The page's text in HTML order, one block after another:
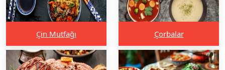
Çin Mutfağı Çorbalar